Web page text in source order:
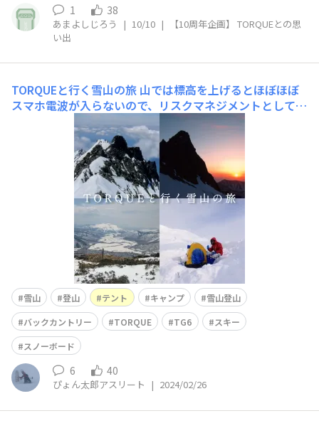
1 38
あまよしじろう | 10/10 |
【10周年企画】 TORQUEとの思
い出
TORQUEと行く雪山の旅 山では標高を上げるとほぼほぼ
スマホ電波が入らないので、リスクマネジメントとして山
に入る前に山岳地図を反映させた山岳アプリGPSをダウン
ロードしスマホに入れ、山では自分がいる場所を常にGPS
で把握する。以前iPhoneを使っていただが雪山では温度
が低いのですぐに吹っ飛び使えなりよく、位置がわかなく
雪山 登山 テント キャンプ
雪山登山
バックカントリー
TORQUE TG6
スキー
スノーボード
6 40
ぴょん太郎アスリート | 2024/02/26